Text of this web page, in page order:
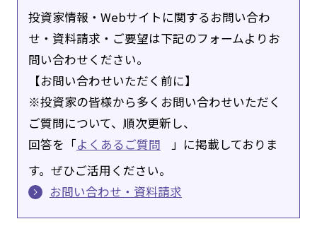
投資家情報・Webサイトに関するお問い合わ
せ・資料請求・ご要望は下記のフォームよりお
問い合わせください。
【お問い合わせいただく前に】
※投資家の皆様から多くお問い合わせいただく
ご質問について、順次更新し、
回答を「よくあるご質問
」に掲載しておりま
す。ぜひご活用ください。
お問い合わせ・資料請求